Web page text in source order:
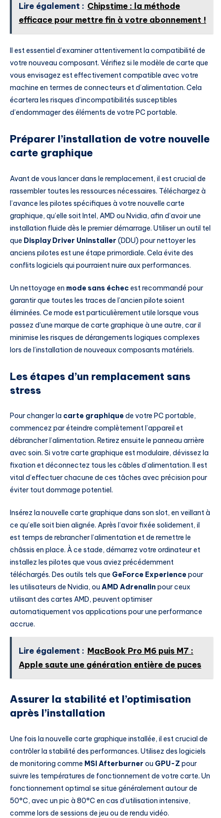
Lire également : Chipstime : la méthode
efficace pour mettre fin à votre abonnement !
Il est essentiel d’examiner attentivement la compatibilité de
votre nouveau composant. Vérifiez si le modèle de carte que
vous envisagez est effectivement compatible avec votre
machine en termes de connecteurs et d’alimentation. Cela
écartera les risques d’incompatibilités susceptibles
d’endommager des éléments de votre PC portable.
Préparer l’installation de votre nouvelle
carte graphique
Avant de vous lancer dans le remplacement, il est crucial de
rassembler toutes les ressources nécessaires. Téléchargez à
l’avance les pilotes spécifiques à votre nouvelle carte
graphique, qu’elle soit Intel, AMD ou Nvidia, afin d’avoir une
installation fluide dès le premier démarrage. Utiliser un outil tel
que Display Driver Uninstaller (DDU) pour nettoyer les
anciens pilotes est une étape primordiale. Cela évite des
conflits logiciels qui pourraient nuire aux performances.
Un nettoyage en mode sans échecest recommandé pour
garantir que toutes les traces de l’ancien pilote soient
éliminées. Ce mode est particulièrement utile lorsque vous
passez d’une marque de carte graphique à une autre, car il
minimise les risques de dérangements logiques complexes
lors de l’installation de nouveaux composants matériels.
Les étapes d’un remplacement sans
stress
Pour changer la carte graphiquede votre PC portable,
commencez par éteindre complètement l’appareil et
débrancher l’alimentation. Retirez ensuite le panneau arrière
avec soin. Si votre carte graphique est modulaire, dévissez la
fixation et déconnectez tous les câbles d’alimentation. Il est
vital d’effectuer chacune de ces tâches avec précision pour
éviter tout dommage potentiel.
Insérez la nouvelle carte graphique dans son slot, en veillant à
ce qu’elle soit bien alignée. Après l’avoir fixée solidement, il
est temps de rebrancher l’alimentation et de remettre le
châssis en place. À ce stade, démarrez votre ordinateur et
installez les pilotes que vous aviez précédemment
téléchargés. Des outils tels que GeForce Experiencepour
les utilisateurs de Nvidia, ou AMD Adrenalin pour ceux
utilisant des cartes AMD, peuvent optimiser
automatiquement vos applications pour une performance
accrue.
Lire également : MacBook Pro M6 puis M7 :
Apple saute une génération entière de puces
Assurer la stabilité et l’optimisation
après l’installation
Une fois la nouvelle carte graphique installée, il est crucial de
contrôler la stabilité des performances. Utilisez des logiciels
de monitoring comme MSI Afterburner ou GPU-Z pour
suivre les températures de fonctionnement de votre carte. Un
fonctionnement optimal se situe généralement autour de
50°C, avec un pic à 80°C en cas d’utilisation intensive,
comme lors de sessions de jeu ou de rendu vidéo.